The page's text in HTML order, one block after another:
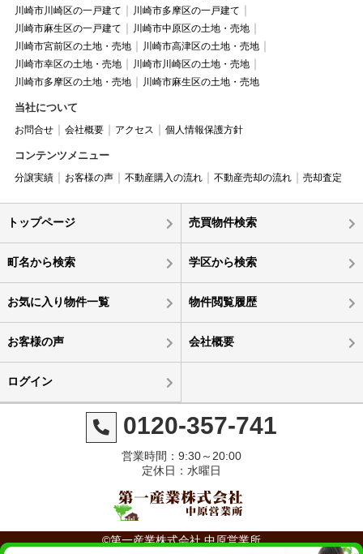
川崎市川崎区の一戸建て
川崎市多摩区の一戸建て
川崎市麻生区の一戸建て
川崎市中原区の土地・売地
川崎市宮前区の土地・売地
川崎市高津区の土地・売地
川崎市幸区の土地・売地
川崎市川崎区の土地・売地
川崎市多摩区の土地・売地
川崎市麻生区の土地・売地
当社について
お問合せ 会社概要 アクセス 個人情報保護方針
コンテンツメニュー
分譲実績 お客様の声 不動産購入の流れ 不動産売却の流れ 売却査定
トップページ 売買物件検索
町名から検索 学区から検索
お気に入り物件一覧 物件閲覧履歴
お客様の声 会社概要
ログイン
0120-357-741
営業時間：9:30～20:00
定休日：水曜日
©第一産業株式会社 中原営業所